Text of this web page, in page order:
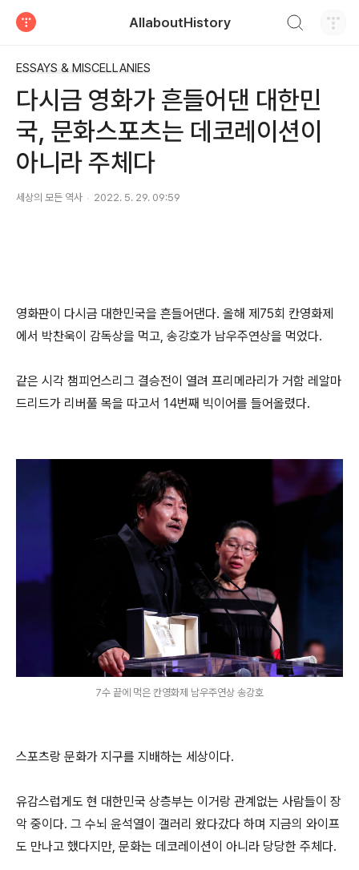
AllaboutHistory
ESSAYS & MISCELLANIES
다시금 영화가 흔들어댄 대한민
국, 문화스포츠는 데코레이션이
아니라 주체다
세상의 모든 역사 2022. 5. 29. 09:59
영화판이 다시금 대한민국을 흔들어댄다. 올해 제75회 칸영화제
에서 박찬욱이 감독상을 먹고, 송강호가 남우주연상을 먹었다.
같은 시각 챔피언스리그 결승전이 열려 프리메라리가 거함 레알마
드리드가 리버풀 목을 따고서 14번째 빅이어를 들어올렸다.
7수 끝에 먹은 칸영화제 남우주연상 송강호
스포츠랑 문화가 지구를 지배하는 세상이다.
유감스럽게도 현 대한민국 상층부는 이거랑 관계없는 사람들이 장
악 중이다. 그 수뇌 윤석열이 갤러리 왔다갔다 하며 지금의 와이프
도 만나고 했다지만, 문화는 데코레이션이 아니라 당당한 주체다.